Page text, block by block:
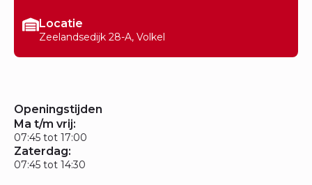
Locatie
Zeelandsedijk 28-A, Volkel
Openingstijden
Ma t/m vrij:
07:45 tot 17:00
Zaterdag:
07:45 tot 14:30